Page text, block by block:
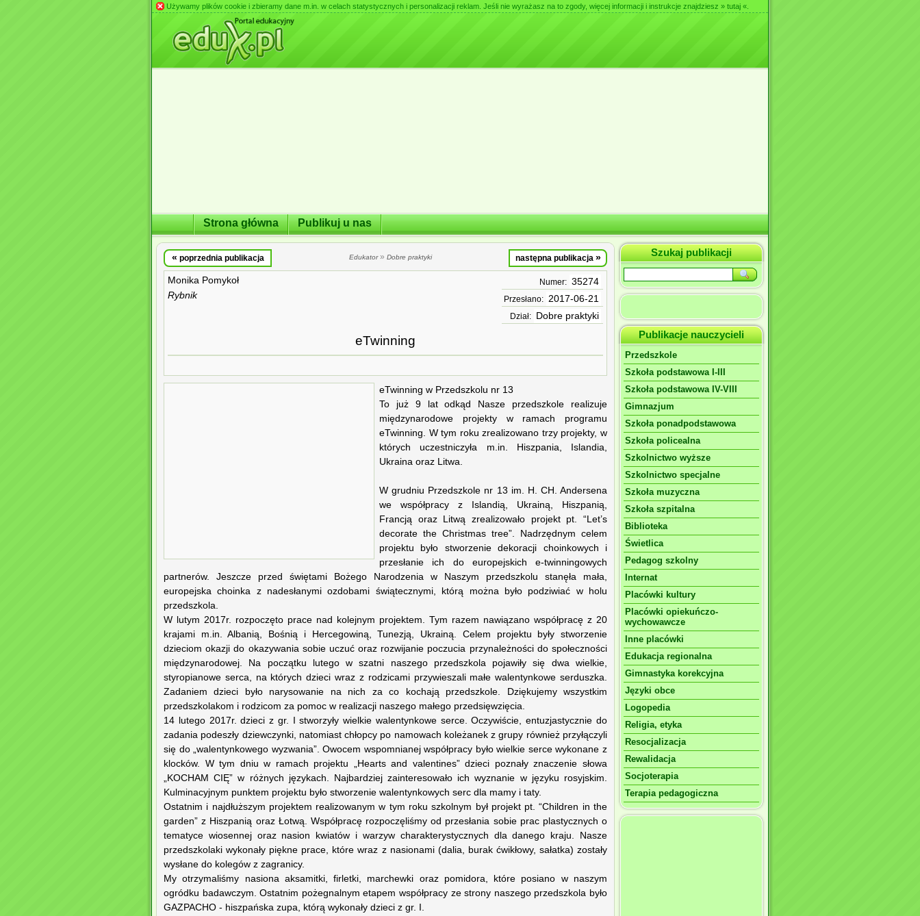
Używamy plików cookie i zbieramy dane m.in. w celach statystycznych i personalizacji reklam. Jeśli nie wyrażasz na to zgody, więcej informacji i instrukcje znajdziesz » tutaj «
Strona główna Publikuj u nas
« poprzednia publikacja Edukator» Dobre praktyki następna publikacja »
Monika Pomykoł
Rybnik
Numer: 35274
Przesłano: 2017-06-21
Dział: Dobre praktyki
eTwinning
eTwinning w Przedszkolu nr 13
To już 9 lat odkąd Nasze przedszkole realizuje
międzynarodowe projekty w ramach programu
eTwinning. W tym roku zrealizowano trzy projekty, w
których uczestniczyła m.in. Hiszpania, Islandia,
Ukraina oraz Litwa.
W grudniu Przedszkole nr 13 im. H. CH. Andersena
we współpracy z Islandią, Ukrainą, Hiszpanią,
Francją oraz Litwą zrealizowało projekt pt. “Let’s
decorate the Christmas tree”. Nadrzędnym celem
projektu było stworzenie dekoracji choinkowych i
przesłanie ich do europejskich e-twinningowych
partnerów. Jeszcze przed świętami Bożego Narodzenia w Naszym przedszkolu stanęła mała,
europejska choinka z nadesłanymi ozdobami świątecznymi, którą można było podziwiać w holu
przedszkola.
W lutym 2017r. rozpoczęto prace nad kolejnym projektem. Tym razem nawiązano współpracę z 20
krajami m.in. Albanią, Bośnią i Hercegowiną, Tunezją, Ukrainą. Celem projektu były stworzenie
dzieciom okazji do okazywania sobie uczuć oraz rozwijanie poczucia przynależności do społeczności
międzynarodowej. Na początku lutego w szatni naszego przedszkola pojawiły się dwa wielkie,
styropianowe serca, na których dzieci wraz z rodzicami przywieszali małe walentynkowe serduszka.
Zadaniem dzieci było narysowanie na nich za co kochają przedszkole. Dziękujemy wszystkim
przedszkolakom i rodzicom za pomoc w realizacji naszego małego przedsięwzięcia.
14 lutego 2017r. dzieci z gr. I stworzyły wielkie walentynkowe serce. Oczywiście, entuzjastycznie do
zadania podeszły dziewczynki, natomiast chłopcy po namowach koleżanek z grupy również przyłączyli
się do „walentynkowego wyzwania”. Owocem wspomnianej współpracy było wielkie serce wykonane z
klocków. W tym dniu w ramach projektu „Hearts and valentines” dzieci poznały znaczenie słowa
„KOCHAM CIĘ” w różnych językach. Najbardziej zainteresowało ich wyznanie w języku rosyjskim.
Kulminacyjnym punktem projektu było stworzenie walentynkowych serc dla mamy i taty.
Ostatnim i najdłuższym projektem realizowanym w tym roku szkolnym był projekt pt. “Children in the
garden” z Hiszpanią oraz Łotwą. Współpracę rozpoczęliśmy od przesłania sobie prac plastycznych o
tematyce wiosennej oraz nasion kwiatów i warzyw charakterystycznych dla danego kraju. Nasze
przedszkolaki wykonały piękne prace, które wraz z nasionami (dalia, burak ćwikłowy, sałatka) zostały
wysłane do kolegów z zagranicy.
My otrzymaliśmy nasiona aksamitki, firletki, marchewki oraz pomidora, które posiano w naszym
ogródku badawczym. Ostatnim pożegnalnym etapem współpracy ze strony naszego przedszkola było
GAZPACHO - hiszpańska zupa, którą wykonały dzieci z gr. I.
Szukaj publikacji
Publikacje nauczycieli
Przedszkole
Szkoła podstawowa I-III
Szkoła podstawowa IV-VIII
Gimnazjum
Szkoła ponadpodstawowa
Szkoła policealna
Szkolnictwo wyższe
Szkolnictwo specjalne
Szkoła muzyczna
Szkoła szpitalna
Biblioteka
Świetlica
Pedagog szkolny
Internat
Placówki kultury
Placówki opiekuńczo-
wychowawcze
Inne placówki
Edukacja regionalna
Gimnastyka korekcyjna
Języki obce
Logopedia
Religia, etyka
Resocjalizacja
Rewalidacja
Socjoterapia
Terapia pedagogiczna